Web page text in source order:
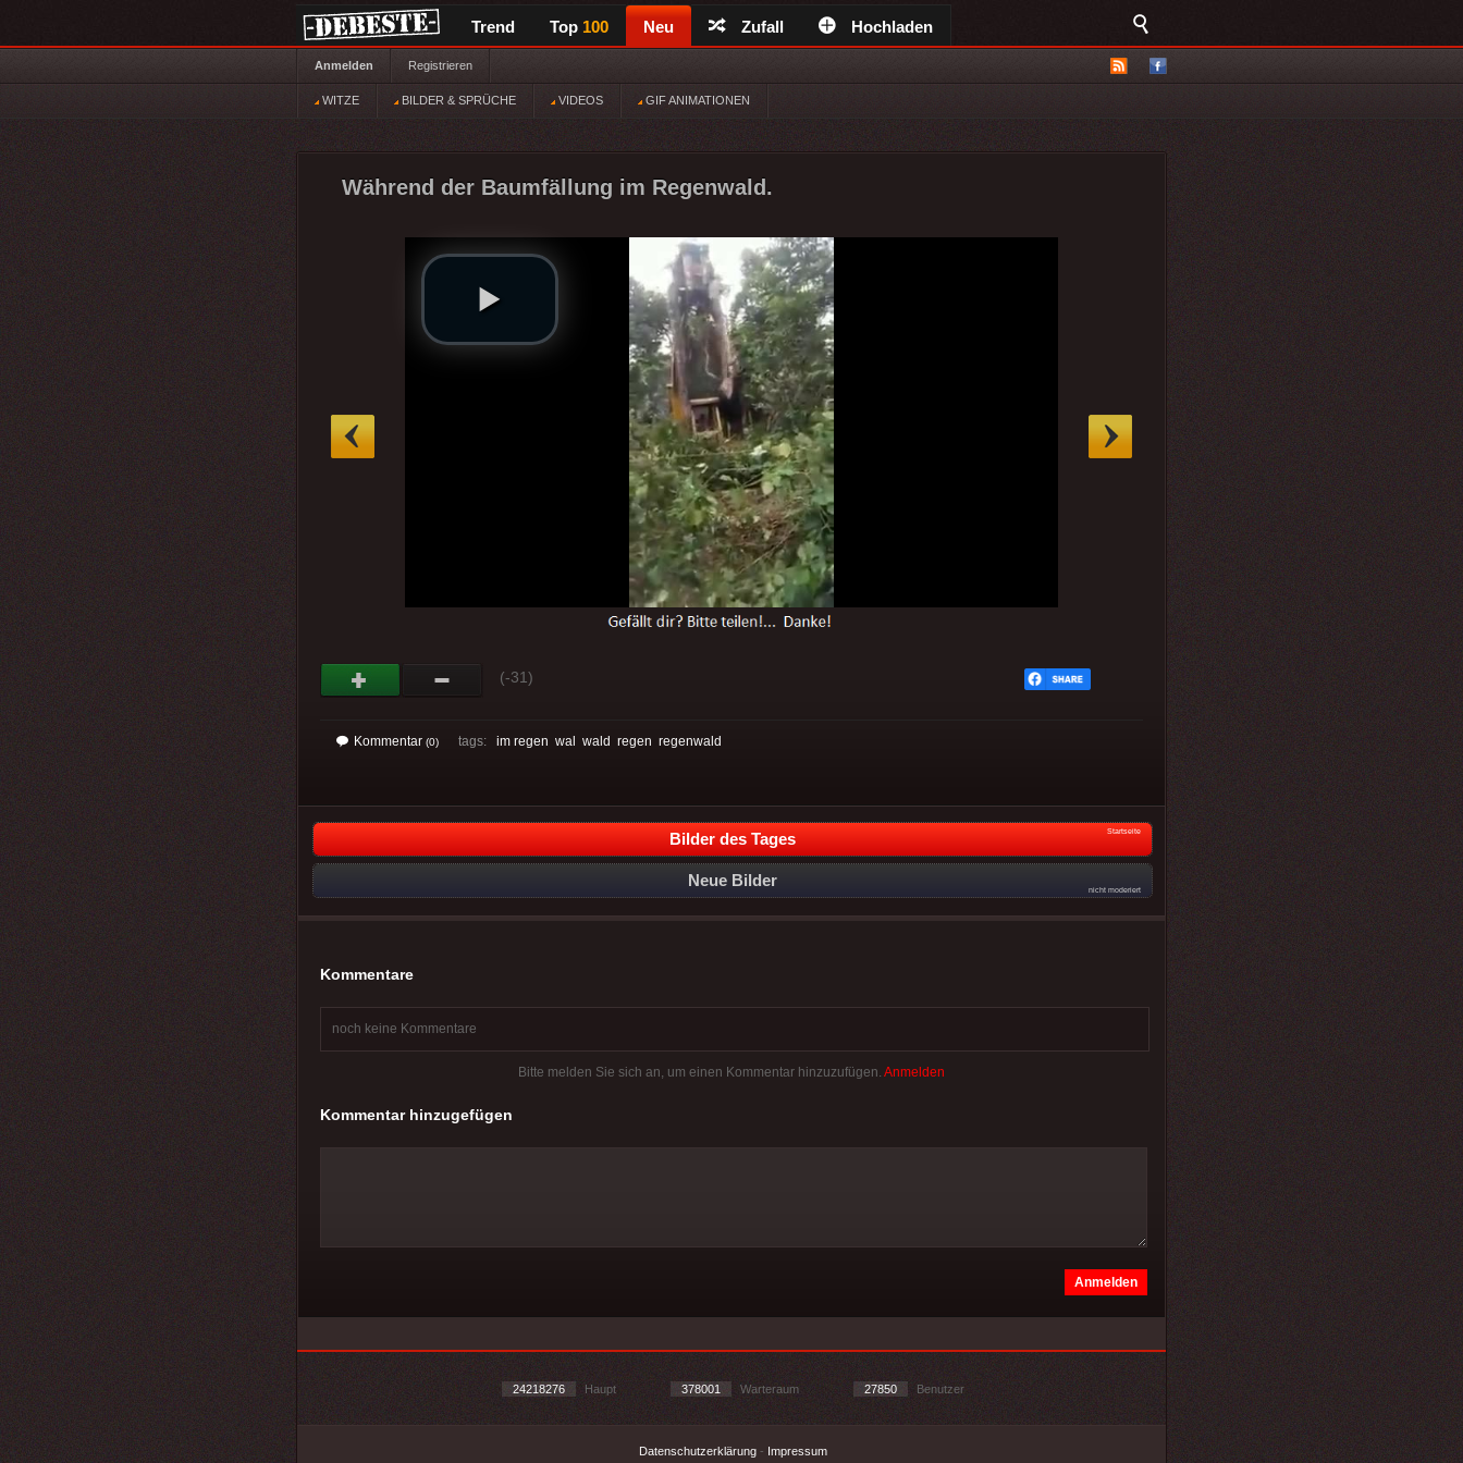
Trend Top 100 Neu Zufall Hochladen
Anmelden Registrieren
WITZE BILDER & SPRÜCHE VIDEOS GIF ANIMATIONEN
Während der Baumfällung im Regenwald.
(-31)
Kommentar (0) tags: im regen wal wald regen regenwald
Bilder des Tages Startseite
Neue Bilder
nicht moderiert
Kommentare
noch keine Kommentare
Bitte melden Sie sich an, um einen Kommentar hinzuzufügen. Anmelden
Kommentar hinzugefügen
24218276 Haupt 378001 Warteraum 27850 Benutzer
Datenschutzerklärung- Impressum